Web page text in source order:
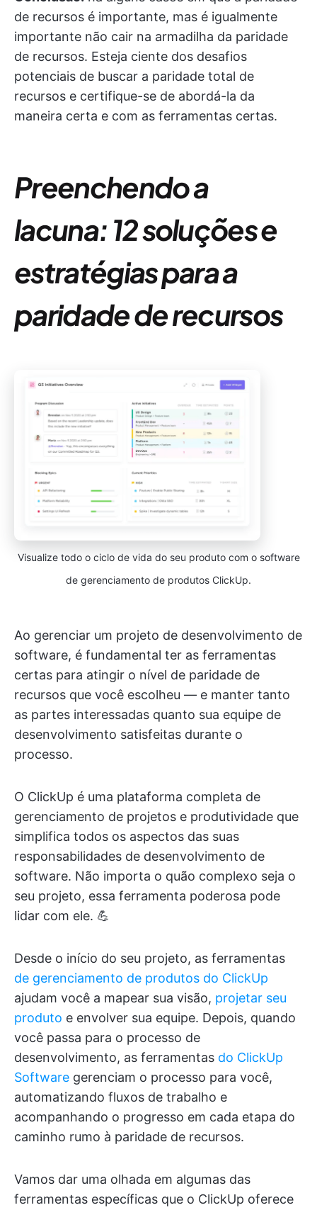
de recursos é importante, mas é igualmente
importante não cair na armadilha da paridade
de recursos. Esteja ciente dos desafios
potenciais de buscar a paridade total de
recursos e certifique-se de abordá-la da
maneira certa e com as ferramentas certas.
Preenchendo a
lacuna: 12 soluções e
estratégias para a
paridade de recursos
Visualize todo o ciclo de vida do seu produto com o software
de gerenciamento de produtos ClickUp.
Ao gerenciar um projeto de desenvolvimento de
software, é fundamental ter as ferramentas
certas para atingir o nível de paridade de
recursos que você escolheu — e manter tanto
as partes interessadas quanto sua equipe de
desenvolvimento satisfeitas durante o
processo.
O ClickUp é uma plataforma completa de
gerenciamento de projetos e produtividade que
simplifica todos os aspectos das suas
responsabilidades de desenvolvimento de
software. Não importa o quão complexo seja o
seu projeto, essa ferramenta poderosa pode
lidar com ele. 💪
Desde o início do seu projeto, as ferramentas
de gerenciamento de produtos do ClickUp
ajudam você a mapear sua visão, projetar seu
produto e envolver sua equipe. Depois, quando
você passa para o processo de
desenvolvimento, as ferramentas do ClickUp
Software gerenciam o processo para você,
automatizando fluxos de trabalho e
acompanhando o progresso em cada etapa do
caminho rumo à paridade de recursos.
Vamos dar uma olhada em algumas das
ferramentas específicas que o ClickUp oferece